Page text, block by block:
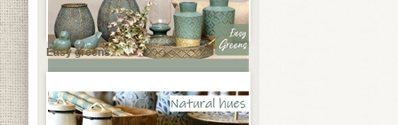
Easy greens